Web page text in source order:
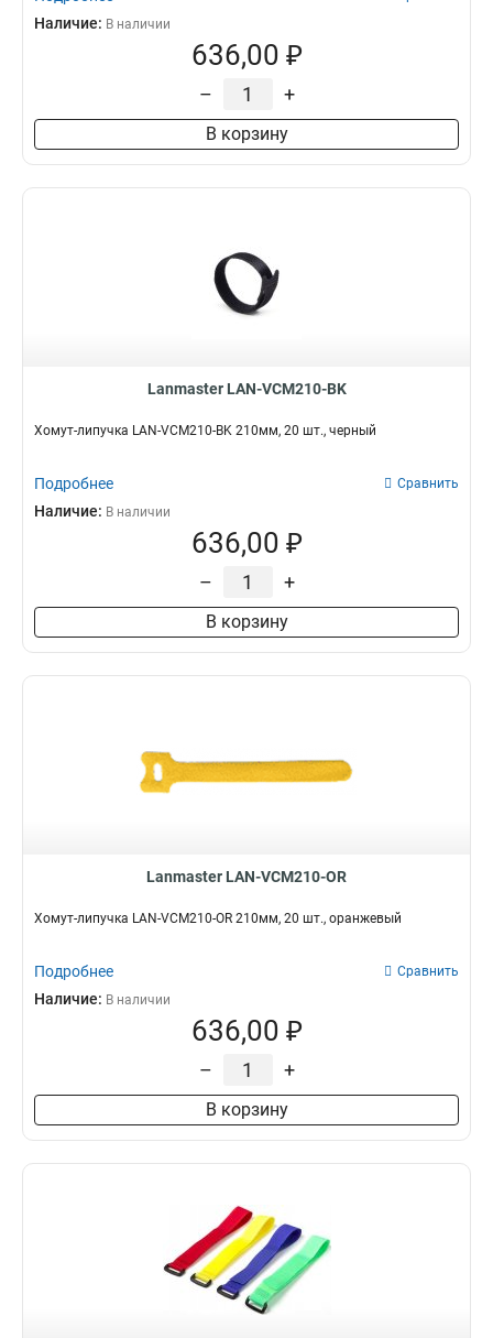
Наличие: В наличии
636,00 ₽
– +
В корзину
Lanmaster LAN-VCM210-BK
Хомут-липучка LAN-VCM210-BK 210мм, 20 шт., черный
Подробнее Сравнить
Наличие: В наличии
636,00 ₽
– +
В корзину
Lanmaster LAN-VCM210-OR
Хомут-липучка LAN-VCM210-OR 210мм, 20 шт., оранжевый
Подробнее Сравнить
Наличие: В наличии
636,00 ₽
– +
В корзину